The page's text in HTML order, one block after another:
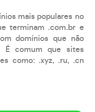
mais populares no
terminam .com.br e
domínios que não
É comum que sites
como: .xyz, .ru, .cn